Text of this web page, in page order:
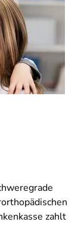
zahlt